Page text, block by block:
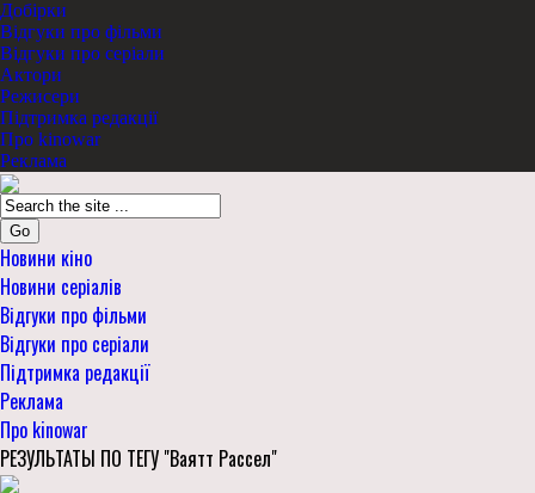
Добірки
Відгуки про фільми
Відгуки про серіали
Актори
Режисери
Підтримка редакції
Про kinowar
Реклама
Go
Новини кіно
Новини серіалів
Відгуки про фільми
Відгуки про серіали
Підтримка редакції
Реклама
Про kinowar
РЕЗУЛЬТАТЫ ПО ТЕГУ "Ваятт Рассел"